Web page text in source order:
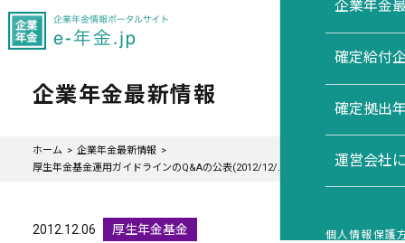
企業年金
確定給付
確定拠出
運営会社
個人情報保護
企業年金最新情報
ホーム
企業年金最新情報
厚生年金基金運用ガイドラインのQ&Aの公表(2012/12/...
2012.12.06 厚生年金基金